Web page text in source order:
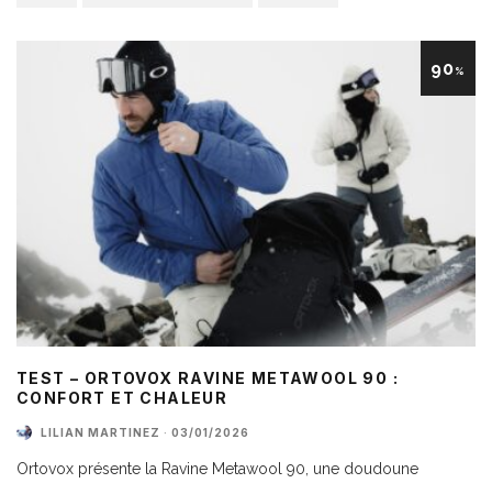
90%
TEST – ORTOVOX RAVINE METAWOOL 90 :
CONFORT ET CHALEUR
LILIAN MARTINEZ · 03/01/2026
Ortovox présente la Ravine Metawool 90, une doudoune